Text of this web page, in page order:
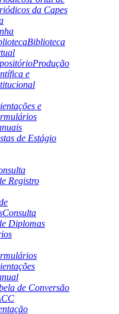
da Capes
Biblioteca
Produção
e
e
de Estágio
Registro
Consulta
Diplomas
de Conversão